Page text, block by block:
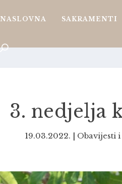
NASLOVNA SAKRAMENTI
3. nedjelja
19.03.2022. | Obavijesti